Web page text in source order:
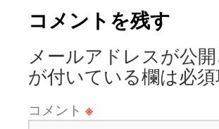
コメントを残す
メールアドレスが公
が付いている欄は必
コメント ※